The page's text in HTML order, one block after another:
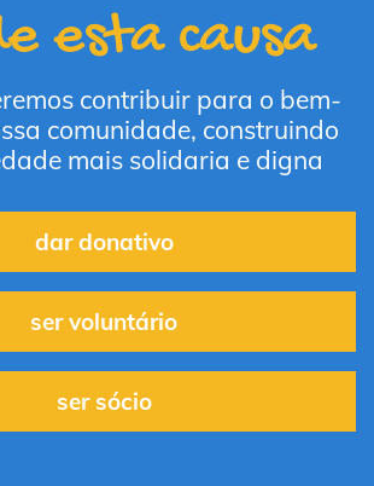
esta causa
contribuir para o bem-
comunidade, construindo
mais solidaria e digna
dar donativo
ser voluntário
ser sócio